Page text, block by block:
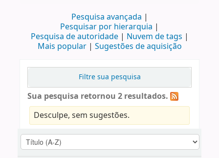
Pesquisa avançada
Pesquisar por hierarquia
Pesquisa de autoridade
Nuvem de tags
Mais popular
Sugestões de aquisição
Filtre sua pesquisa
Sua pesquisa retornou 2 resultados.
Desculpe, sem sugestões.